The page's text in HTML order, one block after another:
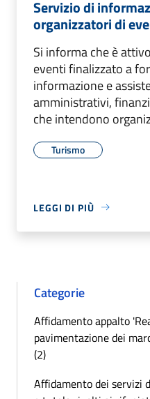
Servizio di
organizzatori di
Si informa che è
eventi finalizzato a
informazione e
amministrativi,
che intendono
Turismo
LEGGI DI PIÙ
Categorie
Affidamento appalto
pavimentazione dei
(2)
Affidamento dei servizi